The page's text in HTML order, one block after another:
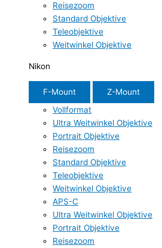
Reisezoom
Standard Objektive
Teleobjektive
Weitwinkel Objektive
Nikon
F-Mount
Z-Mount
Vollformat
Ultra Weitwinkel Objektive
Portrait Objektive
Reisezoom
Standard Objektive
Teleobjektive
Weitwinkel Objektive
APS-C
Ultra Weitwinkel Objektive
Portrait Objektive
Reisezoom